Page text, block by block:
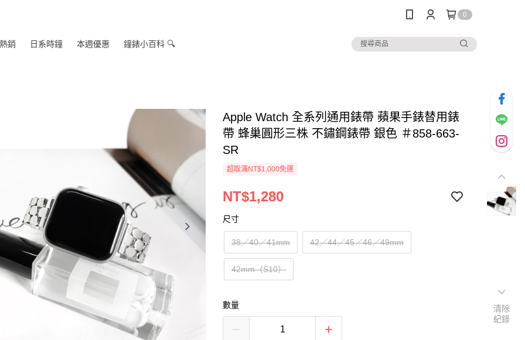
0
銷 日系時鐘 本週優惠 鐘錶小百科 🔍
Apple Watch 全系列通用錶帶 蘋果手錶替用錶
帶 蜂巢圓形三株 不鏽鋼錶帶 銀色 ＃858-663-
SR
超取滿NT$1,000免運
NT$1,280
尺寸
38／40／41mm 42／44／45／46／49mm
42mm（S10）
數量
清除
紀錄